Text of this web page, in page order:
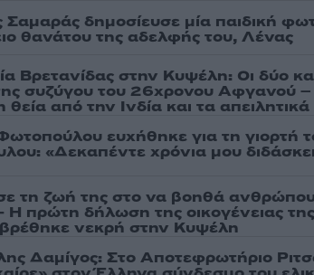
δημοσίευσε μία παιδική
θανάτου της αδελφής του, Λένας
Βρετανίδας στην Κυψέλη: Οι δύο
συζύγου του 26χρονου Αφγανού –
θεία από την Ινδία και τα
ευχήθηκε για τη γιορτή
«Δεκαπέντε χρόνια μου
τη ζωή της στο να βοηθά
Η πρώτη δήλωση της οικογένειας
νεκρή στην Κυψέλη
Δαμίγος: Στο Αποτεφρωτήριο